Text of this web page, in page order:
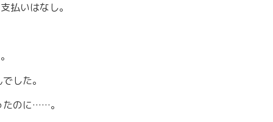
払いはなし。
した。
たのに……。